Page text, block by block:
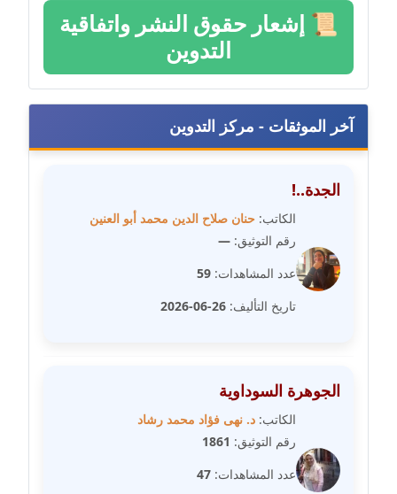
عاملة
مدونة سحر أبو العلا
عاملة
مدونة سحر حسب الله
مدونة سعاد سيد
عاملة
مدونة سلوى بدران
مدونة سلوي جلال
عاملة
📜 إشعار حقوق النشر واتفاقية
التدوين
آخر الموثقات - مركز التدوين
الجدة..!
الكاتب: حنان صلاح الدين محمد أبو العنين
رقم التوثيق: —
عدد المشاهدات: 59
تاريخ التأليف: 26-06-2026
الجوهرة السوداوية
الكاتب: د. نهى فؤاد محمد رشاد
رقم التوثيق: 1861
عدد المشاهدات: 47